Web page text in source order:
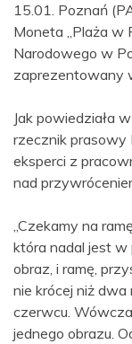
15.01. Poznań
Moneta „Plaża w
Narodowego w
zaprezentowany
Jak powiedziała
rzecznik prasowy
eksperci z
nad
„Czekamy na
która nadal jest w
obraz, i ramę,
nie krócej niż
czerwcu.
jednego obrazu.